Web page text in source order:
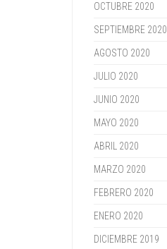
OCTUBRE 2020
SEPTIEMBRE 2020
AGOSTO 2020
JULIO 2020
JUNIO 2020
MAYO 2020
ABRIL 2020
MARZO 2020
FEBRERO 2020
ENERO 2020
DICIEMBRE 2019